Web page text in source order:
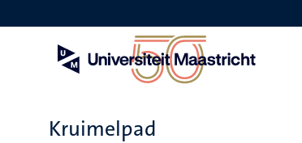
en
Kruimelpad